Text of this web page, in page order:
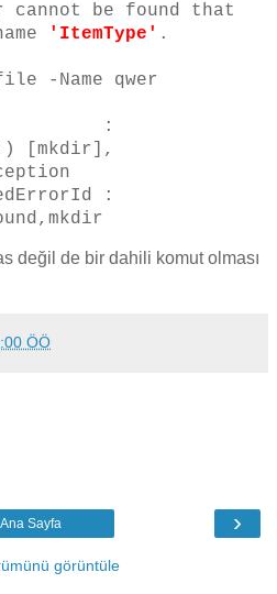
cannot be found that
'ItemType' .
-Name qwer
:
[mkdir],
:
değil de bir dahili komut olması
ÖÖ
›
Ana Sayfa
görüntüle